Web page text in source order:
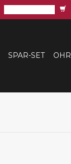
SPAR-SET